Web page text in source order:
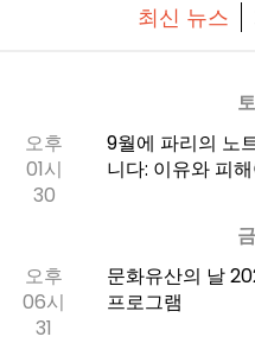
최신 뉴스
오후
01시
30
9월에 파리의 노
니다: 이유와 피
오후
06시
31
문화유산의 날
프로그램